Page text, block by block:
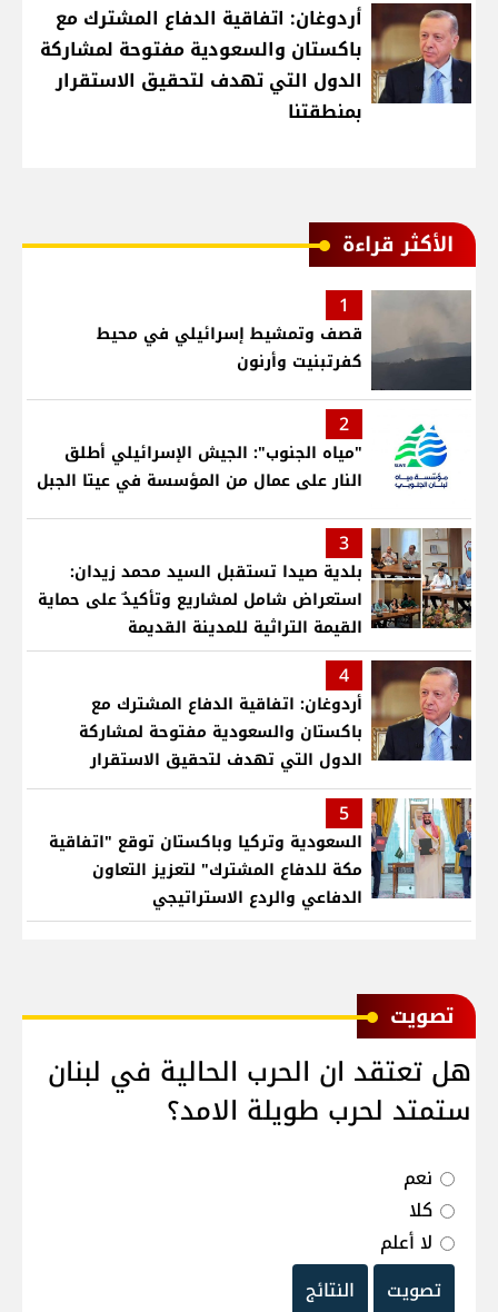
أردوغان: اتفاقية الدفاع المشترك مع
باكستان والسعودية مفتوحة لمشاركة
الدول التي تهدف لتحقيق الاستقرار
بمنطقتنا
الأكثر قراءة
1
قصف وتمشيط إسرائيلي في محيط
كفرتبنيت وأرنون
2
"مياه الجنوب": الجيش الإسرائيلي أطلق
النار على عمال من المؤسسة في عيتا الجبل
3
بلدية صيدا تستقبل السيد محمد زيدان:
استعراض شامل لمشاريع وتأكيدٌ على حماية
القيمة التراثية للمدينة القديمة
4
أردوغان: اتفاقية الدفاع المشترك مع
باكستان والسعودية مفتوحة لمشاركة
الدول التي تهدف لتحقيق الاستقرار
بمنطقتنا
5
السعودية وتركيا وباكستان توقع "اتفاقية
مكة للدفاع المشترك" لتعزيز التعاون
الدفاعي والردع الاستراتيجي
ﺗﺼﻮﻳﺖ
هل تعتقد ان الحرب الحالية في لبنان
ستمتد لحرب طويلة الامد؟
نعم
كلا
لا أعلم
تصويت
النتائج